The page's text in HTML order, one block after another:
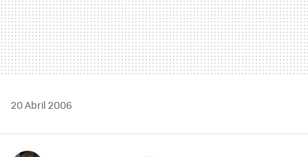
20 Abril 2006